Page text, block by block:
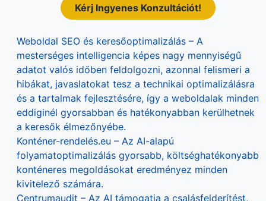
Kérj Ingyenes Konzultációt!
Weboldal SEO és keresőoptimalizálás – A
mesterséges intelligencia képes nagy mennyiségű
adatot valós időben feldolgozni, azonnal felismeri a
hibákat, javaslatokat tesz a technikai optimalizálásra
és a tartalmak fejlesztésére, így a weboldalak minden
eddiginél gyorsabban és hatékonyabban kerülhetnek
a keresők élmezőnyébe.
Konténer-rendelés.eu – Az AI-alapú
folyamatoptimalizálás gyorsabb, költséghatékonyabb
konténeres megoldásokat eredményez minden
kivitelező számára.
Centrumaudit – Az AI támogatja a csalásfelderítést,